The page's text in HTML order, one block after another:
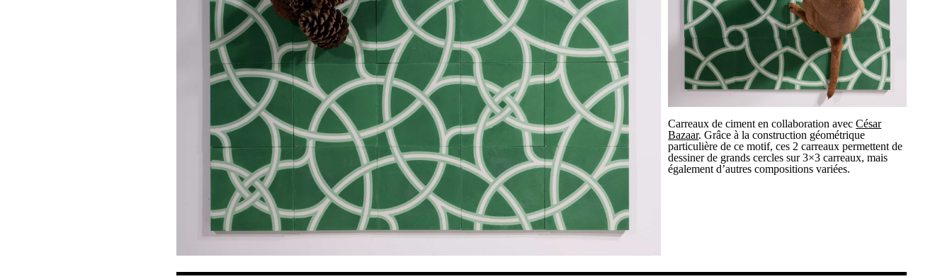
Carreaux de ciment en collaboration avecCésar
Bazaar. Grâce à la construction géométrique
particulière de ce motif, ces 2 carreaux permettent de
dessiner de grands cercles sur 3×3 carreaux, mais
également d’autres compositions variées.